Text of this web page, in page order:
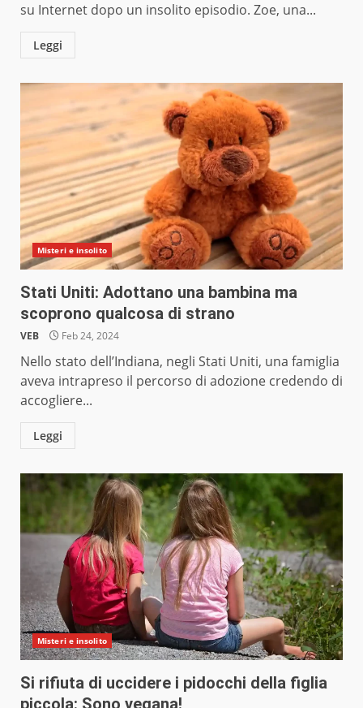
su Internet dopo un insolito episodio. Zoe, una...
Leggi
Misteri e insolito
Stati Uniti: Adottano una bambina ma
scoprono qualcosa di strano
VEB Feb 24, 2024
Nello stato dell’Indiana, negli Stati Uniti, una famiglia
aveva intrapreso il percorso di adozione credendo di
accogliere...
Leggi
Misteri e insolito
Si rifiuta di uccidere i pidocchi della figlia
piccola: Sono vegana!